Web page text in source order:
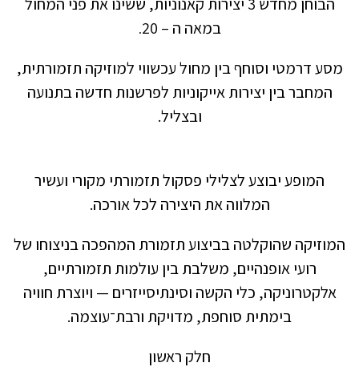
במאה ה – 20
.
מסע דרמטי וסוחף בין מחול עכשווי למוזיקה תזמורתית,
המחבר בין יצירות אייקוניות לפרשנות חדשה בתנועה
ובצליל.
המופע יבוצע לצלילי פסקול תזמורתי מקורי ועשיר
המלווה את היצירה לכל אורכה.
המוזיקה שהוקלטה בביצוע תזמורת המהפכה בניצוחו של
רועי אופנהיים, משלבת בין עולמות תזמורתיים,
אלקטרוניקה, כלי הקשה וסינתיסייזרים — ויוצרת חוויה
בימתית סוחפת, מדויקת ורבת־עוצמה.
חלק ראשון